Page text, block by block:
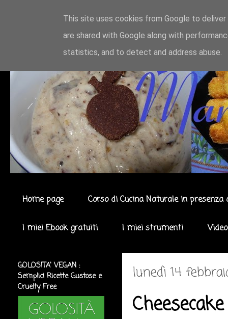
Home page Corso di Cucina Naturale in presenza
I miei Ebook gratuiti I miei strumenti
lunedì 14
GOLOSITA' VEGAN :
Semplici Ricette Gustose e
Cruelty Free
This site uses cookies from Google to
are shared with Google along with
statistics, and to detect and address abuse.